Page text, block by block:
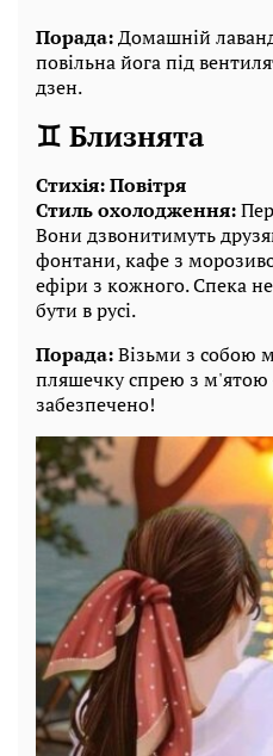
Порада:Домашній
повільна йога під
дзен.
♊ Близнята
Стихія: Повітря
Стиль охолодження:
Вони дзвонитимуть
фонтани, кафе з
ефіри з кожного. Спека
бути в русі.
Порада:Візьми з собою
пляшечку спрею з м'ятою
забезпечено!